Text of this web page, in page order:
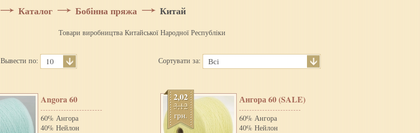
Каталог Бобінна пряжа Китай
Товари виробництва Китайської Народної Республiки
Вывести по: 10 Сортувати за: Всі
Angora 60
60% Ангора
40% Нейлон
2,02
3,12
грн.
Ангора 60 (SALE)
60% Ангора
40% Нейлон